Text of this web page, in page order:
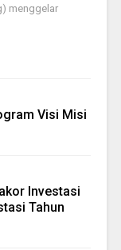
menggelar
Visi Misi
Investasi
Tahun